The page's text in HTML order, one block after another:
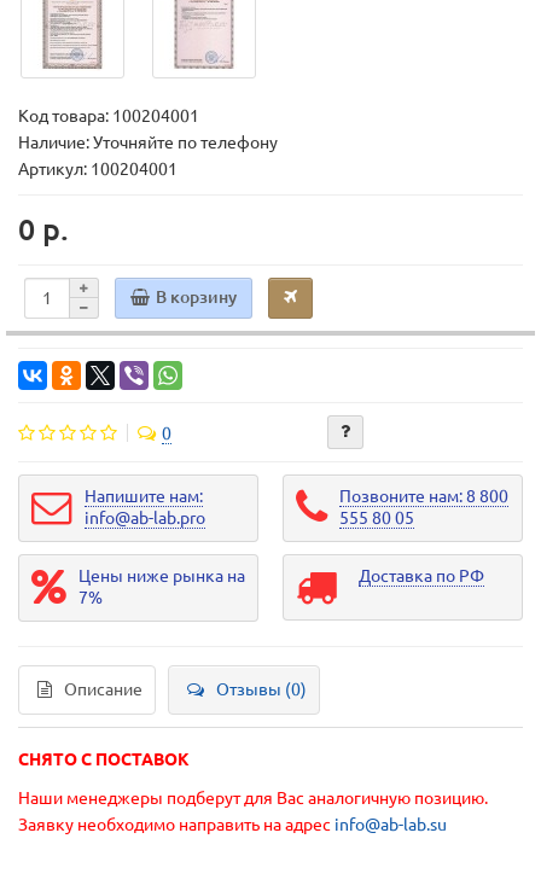
Код товара: 100204001
Наличие: Уточняйте по телефону
Артикул: 100204001
0 р.
В корзину
0
Напишите нам:
info@ab-lab.pro
Позвоните нам: 8 800
555 80 05
Цены ниже рынка на
7%
Доставка по РФ
Описание Отзывы (0)
СНЯТО С ПОСТАВОК
Наши менеджеры подберут для Вас аналогичную позицию.
Заявку необходимо направить на адрес info@ab-lab.su